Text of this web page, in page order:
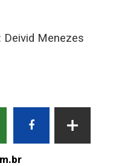
Deivid Menezes